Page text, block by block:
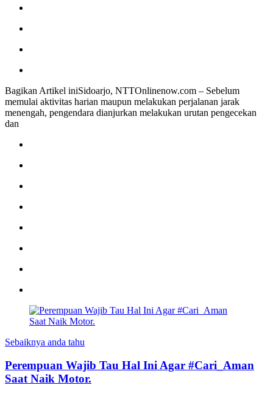
Bagikan Artikel iniSidoarjo, NTTOnlinenow.com – Sebelum
memulai aktivitas harian maupun melakukan perjalanan jarak
menengah, pengendara dianjurkan melakukan urutan pengecekan
dan
Sebaiknya anda tahu
Perempuan Wajib Tau Hal Ini Agar #Cari_Aman
Saat Naik Motor.